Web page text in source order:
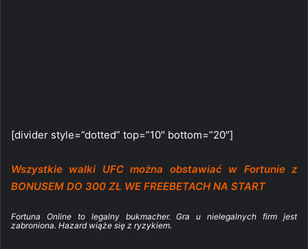
[divider style=”dotted” top=”10″ bottom=”20″]
Wszystkie walki UFC można obstawiać w Fortunie z
BONUSEM DO 300 ZŁ WE FREEBETACH NA START
Fortuna Online to legalny bukmacher. Gra u nielegalnych firm jest
zabroniona. Hazard wiąże się z ryzykiem.